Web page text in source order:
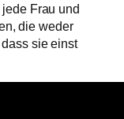
Frau und
die weder
sie einst